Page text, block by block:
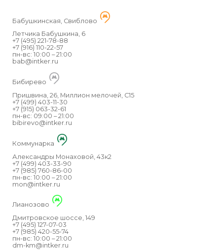
Бабушкинская, Свиблово
Летчика Бабушкина, 6
+7 (495) 221-78-88
+7 (916) 110-22-57
пн-вс: 10:00 – 21:00
bab@intker.ru
Бибирево
Пришвина, 26, Миллион мелочей, С15
+7 (499) 403-11-30
+7 (915) 063-32-61
пн-вс: 09:00 – 21:00
bibirevo@intker.ru
Коммунарка
Александры Монаховой, 43к2
+7 (499) 403-33-90
+7 (985) 760-86-00
пн-вс: 10:00 – 21:00
mon@intker.ru
Лианозово
Дмитровское шоссе, 149
+7 (495) 127-07-03
+7 (985) 420-55-74
пн-вс: 10:00 – 21:00
dm-km@intker.ru